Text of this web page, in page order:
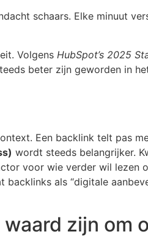
schaars. Elke minuut
Volgens HubSpot’s 2025
beter zijn geworden in
Een backlink telt pas
wordt steeds belangrijker.
voor wie verder wil lezen
als “digitale
zijn om